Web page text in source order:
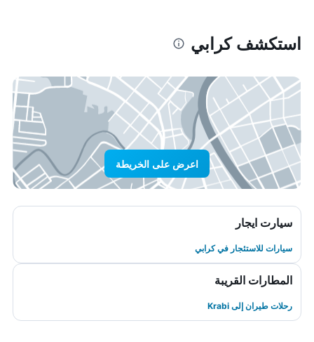
استكشف كرابي
اعرض على الخريطة
سيارت ايجار
سيارات للاستئجار في كرابي
المطارات القريبة
رحلات طيران إلى Krabi